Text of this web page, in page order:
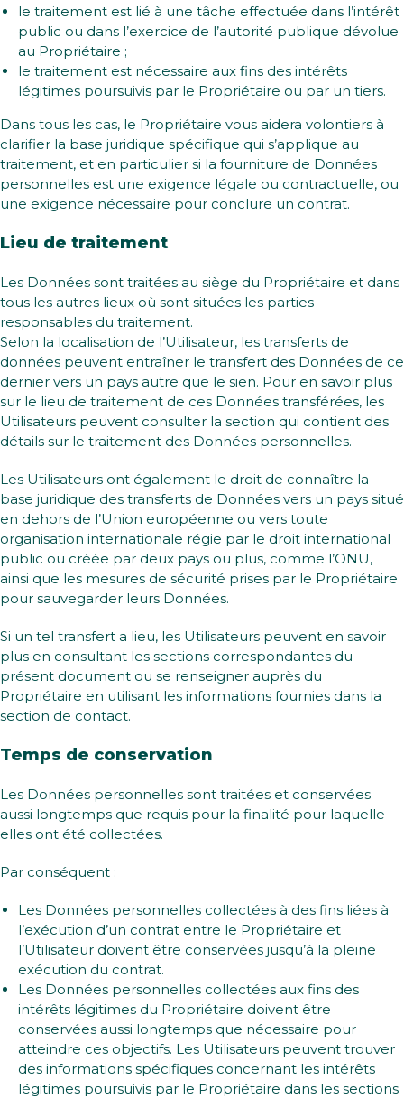
le traitement est lié à une tâche effectuée dans l’intérêt
public ou dans l’exercice de l’autorité publique dévolue
au Propriétaire ;
le traitement est nécessaire aux fins des intérêts
légitimes poursuivis par le Propriétaire ou par un tiers.
Dans tous les cas, le Propriétaire vous aidera volontiers à
clarifier la base juridique spécifique qui s’applique au
traitement, et en particulier si la fourniture de Données
personnelles est une exigence légale ou contractuelle, ou
une exigence nécessaire pour conclure un contrat.
Lieu de traitement
Les Données sont traitées au siège du Propriétaire et dans
tous les autres lieux où sont situées les parties
responsables du traitement.
Selon la localisation de l’Utilisateur, les transferts de
données peuvent entraîner le transfert des Données de ce
dernier vers un pays autre que le sien. Pour en savoir plus
sur le lieu de traitement de ces Données transférées, les
Utilisateurs peuvent consulter la section qui contient des
détails sur le traitement des Données personnelles.
Les Utilisateurs ont également le droit de connaître la
base juridique des transferts de Données vers un pays situé
en dehors de l’Union européenne ou vers toute
organisation internationale régie par le droit international
public ou créée par deux pays ou plus, comme l’ONU,
ainsi que les mesures de sécurité prises par le Propriétaire
pour sauvegarder leurs Données.
Si un tel transfert a lieu, les Utilisateurs peuvent en savoir
plus en consultant les sections correspondantes du
présent document ou se renseigner auprès du
Propriétaire en utilisant les informations fournies dans la
section de contact.
Temps de conservation
Les Données personnelles sont traitées et conservées
aussi longtemps que requis pour la finalité pour laquelle
elles ont été collectées.
Par conséquent :
Les Données personnelles collectées à des fins liées à
l’exécution d’un contrat entre le Propriétaire et
l’Utilisateur doivent être conservées jusqu’à la pleine
exécution du contrat.
Les Données personnelles collectées aux fins des
intérêts légitimes du Propriétaire doivent être
conservées aussi longtemps que nécessaire pour
atteindre ces objectifs. Les Utilisateurs peuvent trouver
des informations spécifiques concernant les intérêts
légitimes poursuivis par le Propriétaire dans les sections